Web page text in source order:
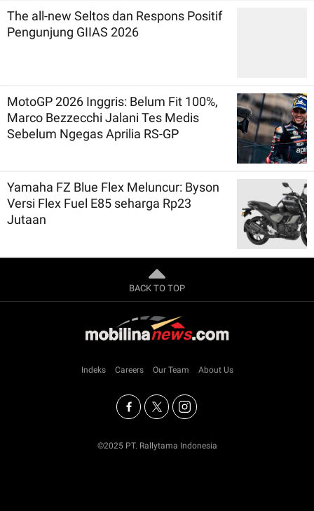
The all-new Seltos dan Respons Positif
Pengunjung GIIAS 2026
MotoGP 2026 Inggris: Belum Fit 100%,
Marco Bezzecchi Jalani Tes Medis
Sebelum Ngegas Aprilia RS-GP
Yamaha FZ Blue Flex Meluncur: Byson
Versi Flex Fuel E85 seharga Rp23
Jutaan
BACK TO TOP
Indeks Careers Our Team About Us
©2025 PT. Rallytama Indonesia